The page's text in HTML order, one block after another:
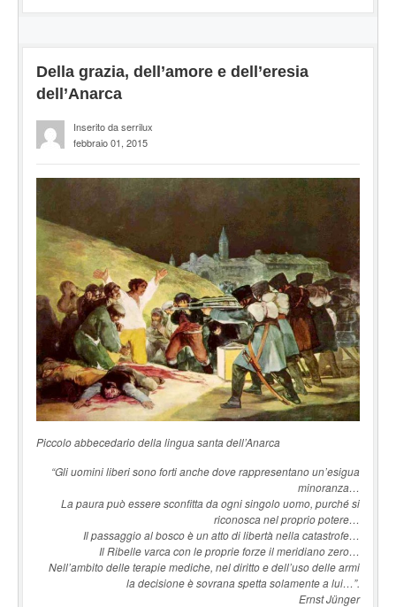
Della grazia, dell’amore e dell’eresia
dell’Anarca
Inserito da serrilux
febbraio 01, 2015
Piccolo abbecedario della lingua santa dell’Anarca
“Gli uomini liberi sono forti anche dove rappresentano un’esigua
minoranza…
La paura può essere sconfitta da ogni singolo uomo, purché si
riconosca nel proprio potere…
Il passaggio al bosco è un atto di libertà nella catastrofe…
Il Ribelle varca con le proprie forze il meridiano zero…
Nell’ambito delle terapie mediche, nel diritto e dell’uso delle armi
la decisione è sovrana spetta solamente a lui…”.
Ernst Jünger